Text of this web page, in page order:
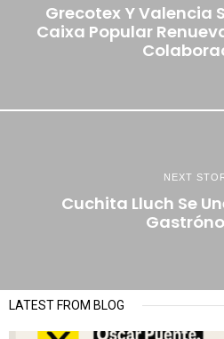
Grecotex Y Valencia
Caixa Popular
NEXT
Cuchita Lluch Se
LATEST FROM BLOG